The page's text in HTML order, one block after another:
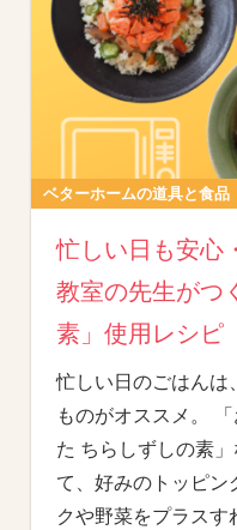
ベターホームの道具と食品
忙しい日も安心
教室の先生がつ
素」使用レシピ
忙しい日のごはんは
ものがオススメ。
た ちらしずしの素
て、好みのトッピ
クや野菜をプラス